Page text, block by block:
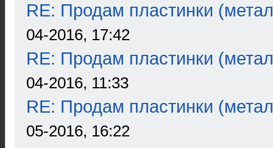
RE: Продам пластинки
04-2016, 17:42
RE: Продам пластинки
04-2016, 11:33
RE: Продам пластинки
05-2016, 16:22